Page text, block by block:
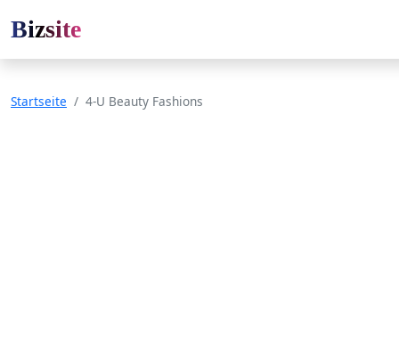
Bizsite
Startseite 4-U Beauty Fashions